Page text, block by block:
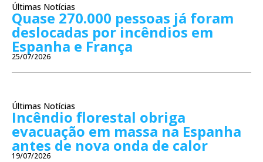
Últimas Notícias
Quase 270.000 pessoas já foram
deslocadas por incêndios em
Espanha e França
25/07/2026
Últimas Notícias
Incêndio florestal obriga
evacuação em massa na Espanha
antes de nova onda de calor
19/07/2026